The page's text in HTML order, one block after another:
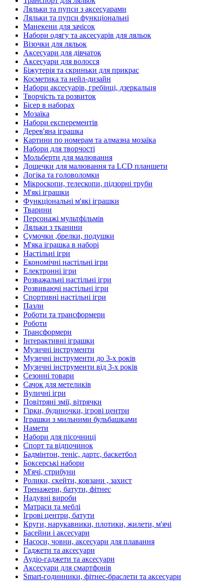
Ляльки та пупси з аксесуарами
Ляльки та пупси функціональні
Манекени для зачісок
Набори одягу та аксесуарів для ляльок
Візочки для ляльок
Аксесуари для дівчаток
Аксесуари для волосся
Біжутерія та скриньки для прикрас
Косметика та нейл-дизайн
Набори аксесуарів, гребінці, дзеркальця
Творчість та розвиток
Бісер в наборах
Мозаїка
Набори експерементів
Дерев'яна іграшка
Картини по номерам та алмазна мозаїка
Набори для творчості
Мольберти для малювання
Дощечки для малювання та LCD планшети
Логіка та головоломки
Мікроскопи, телескопи, підзорні труби
М'які іграшки
Функціональні м'які іграшки
Тварини
Персонажі мультфільмів
Ляльки з тканини
Сумочки ,брелки, подушки
М'яка іграшка в наборі
Настільні ігри
Економічні настільні ігри
Електронні ігри
Розважальні настільні ігри
Розвиваючі настільні ігри
Спортивні настільні ігри
Пазли
Роботи та трансформери
Роботи
Трансформери
Інтерактивні іграшки
Музичні інструменти
Музичні інструменти до 3-х років
Музичні інструменти від 3-х років
Сезонні товари
Сачок для метеликів
Вуличні ігри
Повітряні змії, вітрячки
Гірки, будиночки, ігрові центри
Іграшки з мильними бульбашками
Намети
Набори для пісочниці
Спорт та відпочинок
Бадмінтон, теніс, дартс, баскетбол
Боксерські набори
М'ячі, стрибуни
Ролики, скейти, ковзани , захист
Тренажери, батути, фітнес
Надувні вироби
Матраси та меблі
Ігрові центри, батути
Круги, нарукавники, плотики, жилети, м'ячі
Басейни і аксесуари
Насоси, човни, аксесуари для плавання
Гаджети та аксесуари
Аудіо-гаджети та аксесуари
Аксесуари для смартфонів
Smart-годинники, фітнес-браслети та аксесуари